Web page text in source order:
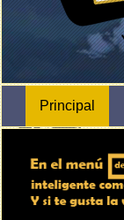
Principal